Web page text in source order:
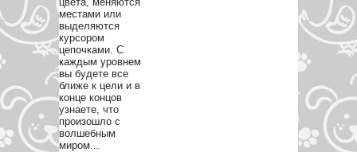
местами или
выделяются
курсором
цепочками. С
каждым уровнем
вы будете все
ближе к цели и в
конце концов
узнаете, что
произошло с
волшебным
миром...